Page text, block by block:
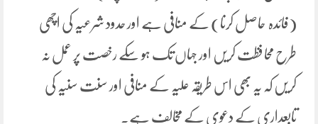
(فائدہ حاصل کرنا) کے منافی ہے اور حدود شرعیہ کی اچھی
طرح محافظت کریں اور جہاں تک ہو سکے رخصت پر عمل نہ
کریں کہ یہ بھی اس طریقہ علیہ کے منافی اور سنت سنیہ کی
تابعداری کے دعوی کے مخالف ہے۔